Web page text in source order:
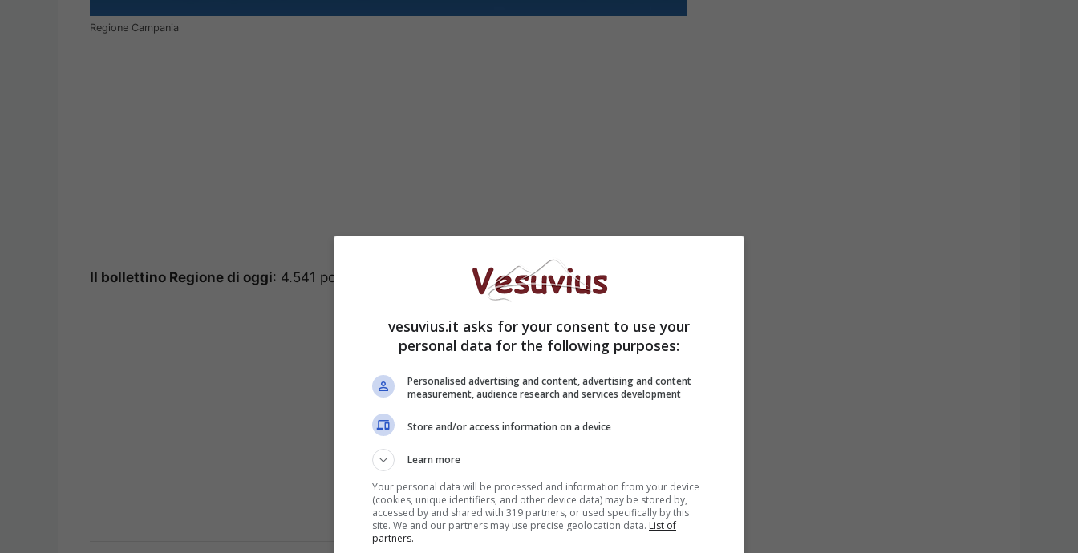
Regione Campania
Il bollettino Regione di oggi: 4.541 positivi, 76.534 tamponi, 10 morti.
vesuvius.it asks for your consent to use your
personal data for the following purposes:
Personalised advertising and content, advertising and content
measurement, audience research and services development
Store and/or access information on a device
Learn more
Your personal data will be processed and information from your device
(cookies, unique identifiers, and other device data) may be stored by,
accessed by and shared with 319 partners, or used specifically by this
site. We and our partners may use precise geolocation data. List of
partners.